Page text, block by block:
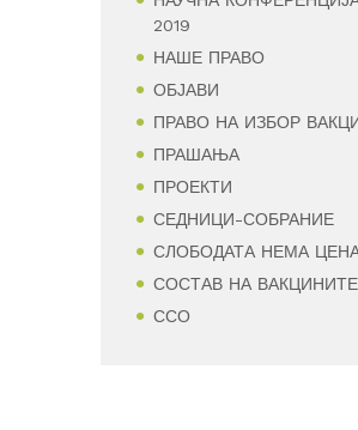
2019
НАШЕ ПРАВО
ОБЈАВИ
ПРАВО НА ИЗБОР
ПРАШАЊА
ПРОЕКТИ
СЕДНИЦИ-СОБРАНИЕ
СЛОБОДАТА НЕМА
СОСТАВ НА ВАКЦИНИТЕ
ССО